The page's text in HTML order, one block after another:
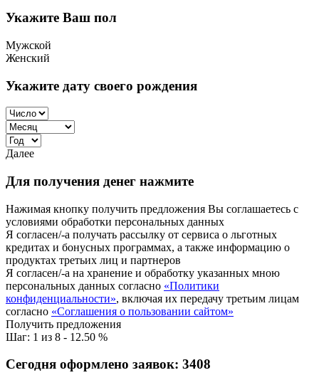
Укажите Ваш пол
Мужской
Женский
Укажите дату своего рождения
Далее
Для получения денег нажмите
Нажимая кнопку получить предложения Вы соглашаетесь с
условиями обработки персональных данных
Я согласен/-а получать рассылку от сервиса о льготных
кредитах и бонусных программах, а также информацию о
продуктах третьих лиц и партнеров
Я согласен/-а на хранение и обработку указанных мною
персональных данных согласно «Политики
конфиденциальности», включая их передачу третьим лицам
согласно «Соглашения о пользовании сайтом»
Получить предложения
Шаг: 1 из 8 - 12.50 %
Сегодня оформлено заявок: 3408